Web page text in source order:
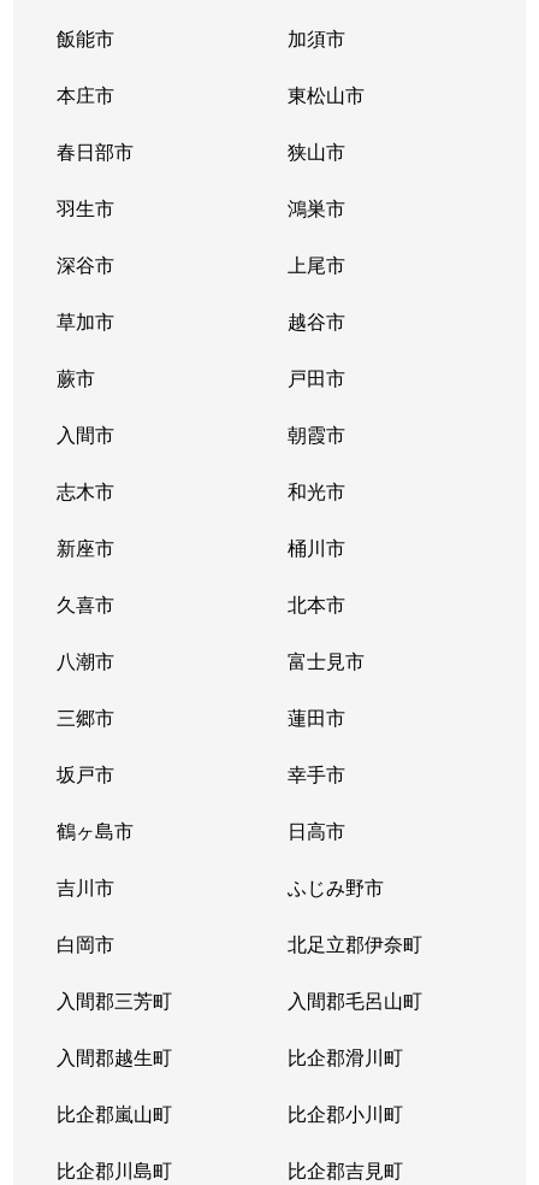
飯能市 加須市
本庄市 東松山市
春日部市 狭山市
羽生市 鴻巣市
深谷市 上尾市
草加市 越谷市
蕨市 戸田市
入間市 朝霞市
志木市 和光市
新座市 桶川市
久喜市 北本市
八潮市 富士見市
三郷市 蓮田市
坂戸市 幸手市
鶴ヶ島市 日高市
吉川市 ふじみ野市
白岡市 北足立郡伊奈町
入間郡三芳町 入間郡毛呂山町
入間郡越生町 比企郡滑川町
比企郡嵐山町 比企郡小川町
比企郡川島町 比企郡吉見町